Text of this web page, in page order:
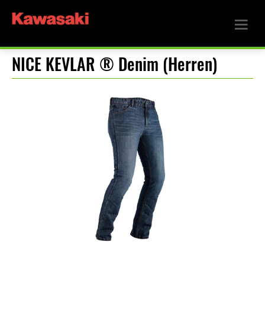
NICE KEVLAR ® Denim (Herren)